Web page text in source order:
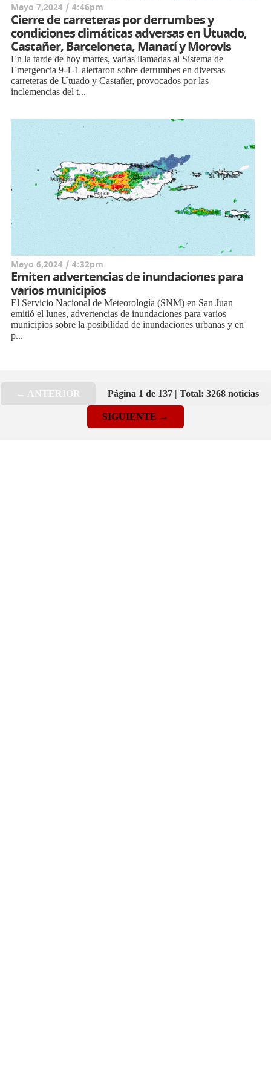
Mayo 7,2024 / 4:46pm
Cierre de carreteras por derrumbes y
condiciones climáticas adversas en Utuado,
Castañer, Barceloneta, Manatí y Morovis
En la tarde de hoy martes, varias llamadas al Sistema de
Emergencia 9-1-1 alertaron sobre derrumbes en diversas
carreteras de Utuado y Castañer, provocados por las
inclemencias del t...
Mayo 6,2024 / 4:32pm
Emiten advertencias de inundaciones para
varios municipios
El Servicio Nacional de Meteorología (SNM) en San Juan
emitió el lunes, advertencias de inundaciones para varios
municipios sobre la posibilidad de inundaciones urbanas y en
p...
← ANTERIOR Página 1 de 137 | Total: 3268 noticias
SIGUIENTE →